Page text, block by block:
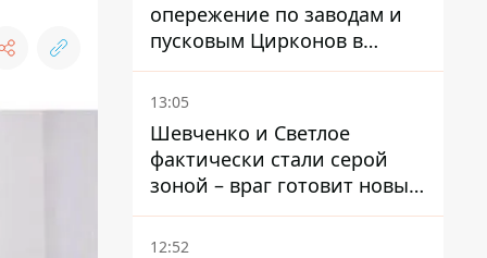
опережение по заводам и
пусковым Цирконов в
России
13:05
Шевченко и Светлое
фактически стали серой
зоной – враг готовит новые
атаки на Добропольском
направлении
12:52